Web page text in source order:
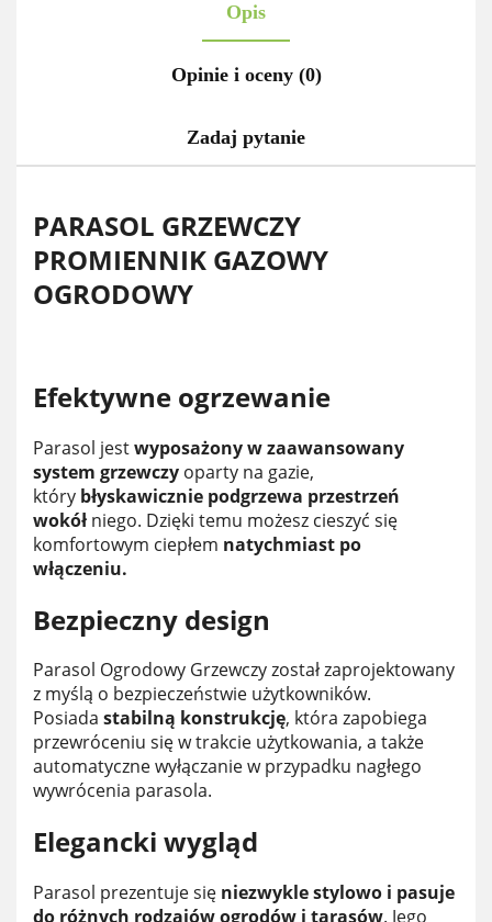
Opis
Opinie i oceny (0)
Zadaj pytanie
PARASOL GRZEWCZY
PROMIENNIK GAZOWY
OGRODOWY
Efektywne ogrzewanie
Parasol jestwyposażony w zaawansowany
system grzewczy oparty na gazie,
który błyskawicznie podgrzewa przestrzeń
wokół niego. Dzięki temu możesz cieszyć się
komfortowym ciepłem natychmiast po
włączeniu.
Bezpieczny design
Parasol Ogrodowy Grzewczy został zaprojektowany
z myślą o bezpieczeństwie użytkowników.
Posiada stabilną konstrukcję, która zapobiega
przewróceniu się w trakcie użytkowania, a także
automatyczne wyłączanie w przypadku nagłego
wywrócenia parasola.
Elegancki wygląd
Parasol prezentuje się niezwykle stylowo i pasuje
do różnych rodzajów ogrodów i tarasów. Jego